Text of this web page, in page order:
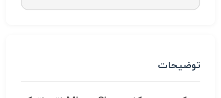
توضیحات